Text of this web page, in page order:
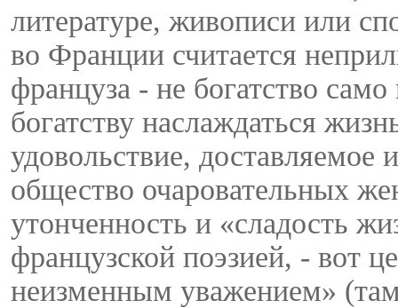
литературе, живописи или
во Франции считается
француза - не богатство
богатству наслаждаться
удовольствие, доставляемое
общество очаровательных
утонченность и «сладость
французской поэзией, - вот
неизменным уважением»